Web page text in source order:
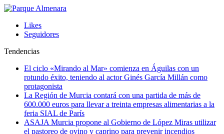
Likes
Seguidores
Tendencias
El ciclo «Mirando al Mar» comienza en Águilas con un
rotundo éxito, teniendo al actor Ginés García Millán como
protagonista
La Región de Murcia contará con una partida de más de
600.000 euros para llevar a treinta empresas alimentarias a la
feria SIAL de París
ASAJA Murcia propone al Gobierno de López Miras utilizar
el pastoreo de ovino y caprino para prevenir incendios